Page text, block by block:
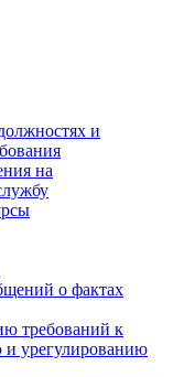
и
на
о фактах
требований к
урегулированию